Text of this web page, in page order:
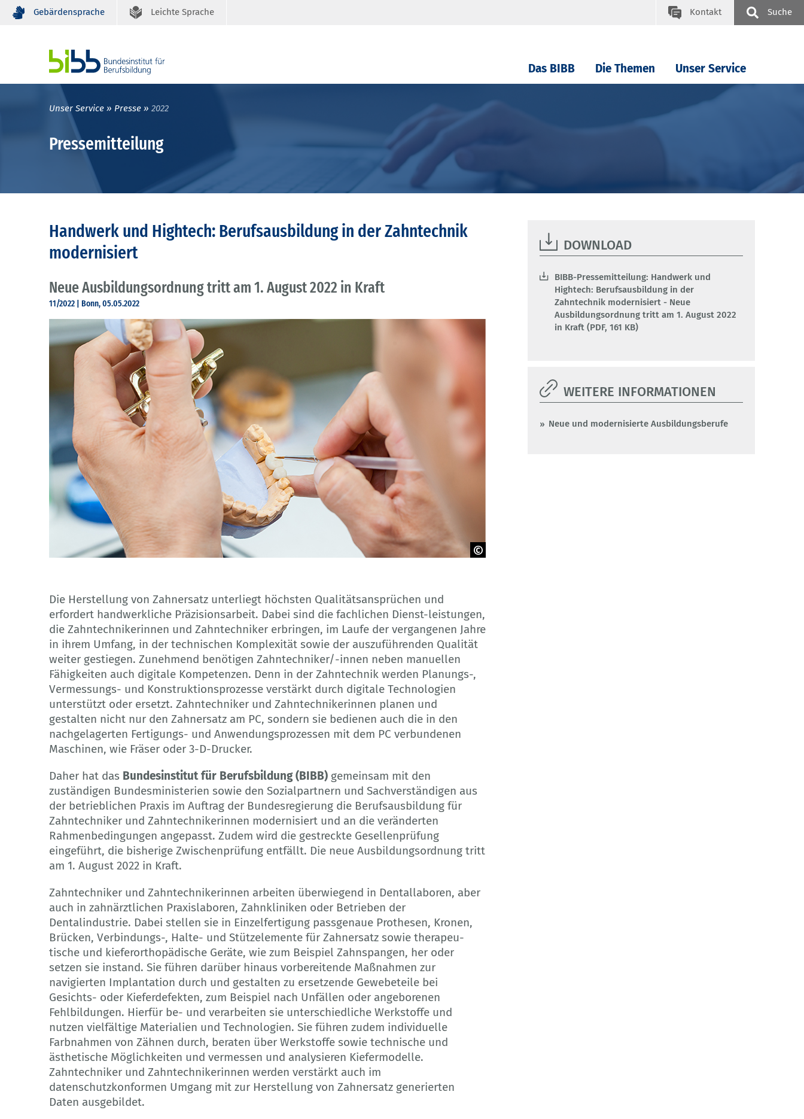
Gebärdensprache Leichte Sprache Kontakt Suche
Das BIBB Die Themen Unser Service
Unser Service Presse 2022
Pressemitteilung
Handwerk und Hightech: Berufsausbildung in der Zahntechnik
modernisiert
Neue Ausbildungsordnung tritt am 1. August 2022 in Kraft
11/2022 | Bonn, 05.05.2022
Die Herstellung von Zahnersatz unterliegt höchsten Qualitätsansprüchen und
erfordert handwerkliche Präzisionsarbeit. Dabei sind die fachlichen Dienst-leistungen,
die Zahntechnikerinnen und Zahntechniker erbringen, im Laufe der vergangenen Jahre
in ihrem Umfang, in der technischen Komplexität sowie der auszuführenden Qualität
weiter gestiegen. Zunehmend benötigen Zahntechniker/-innen neben manuellen
Fähigkeiten auch digitale Kompetenzen. Denn in der Zahntechnik werden Planungs-,
Vermessungs- und Konstruktionsprozesse verstärkt durch digitale Technologien
unterstützt oder ersetzt. Zahntechniker und Zahntechnikerinnen planen und
gestalten nicht nur den Zahnersatz am PC, sondern sie bedienen auch die in den
nachgelagerten Fertigungs- und Anwendungsprozessen mit dem PC verbundenen
Maschinen, wie Fräser oder 3-D-Drucker.
Daher hat das Bundesinstitut für Berufsbildung (BIBB) gemeinsam mit den
zuständigen Bundesministerien sowie den Sozialpartnern und Sachverständigen aus
der betrieblichen Praxis im Auftrag der Bundesregierung die Berufsausbildung für
Zahntechniker und Zahntechnikerinnen modernisiert und an die veränderten
Rahmenbedingungen angepasst. Zudem wird die gestreckte Gesellenprüfung
eingeführt, die bisherige Zwischenprüfung entfällt. Die neue Ausbildungsordnung tritt
am 1. August 2022 in Kraft.
Zahntechniker und Zahntechnikerinnen arbeiten überwiegend in Dentallaboren, aber
auch in zahnärztlichen Praxislaboren, Zahnkliniken oder Betrieben der
Dentalindustrie. Dabei stellen sie in Einzelfertigung passgenaue Prothesen, Kronen,
Brücken, Verbindungs-, Halte- und Stützelemente für Zahnersatz sowie therapeu­
tische und kieferorthopädische Geräte, wie zum Beispiel Zahnspangen, her oder
setzen sie instand. Sie führen darüber hinaus vorbereitende Maßnahmen zur
navigierten Implantation durch und gestalten zu ersetzende Gewebeteile bei
Gesichts- oder Kieferdefekten, zum Beispiel nach Unfällen oder angeborenen
Fehlbildungen. Hierfür be- und verarbeiten sie unterschiedliche Werkstoffe und
nutzen vielfältige Materialien und Technologien. Sie führen zudem individuelle
Farbnahmen von Zähnen durch, beraten über Werkstoffe sowie technische und
ästhetische Möglichkeiten und vermessen und analysieren Kiefermodelle.
Zahntechniker und Zahntechnikerinnen werden verstärkt auch im
datenschutzkonformen Umgang mit zur Herstellung von Zahnersatz generierten
Daten ausgebildet.
DOWNLOAD
BIBB-Pressemitteilung: Handwerk und
Hightech: Berufsausbildung in der
Zahntechnik modernisiert - Neue
Ausbildungsordnung tritt am 1. August 2022
in Kraft (PDF, 161 KB)
WEITERE INFORMATIONEN
Neue und modernisierte Ausbildungsberufe